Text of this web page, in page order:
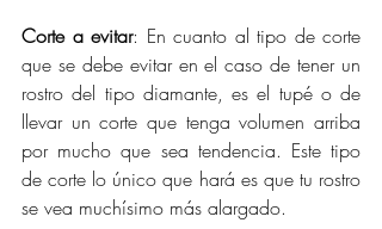
Corte a evitar: En cuanto al tipo de corte
que se debe evitar en el caso de tener un
rostro del tipo diamante, es el tupé o de
llevar un corte que tenga volumen arriba
por mucho que sea tendencia. Este tipo
de corte lo único que hará es que tu rostro
se vea muchísimo más alargado.